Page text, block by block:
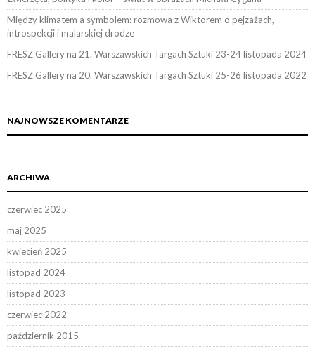
Między klimatem a symbolem: rozmowa z Wiktorem o pejzażach,
introspekcji i malarskiej drodze
FRESZ Gallery na 21. Warszawskich Targach Sztuki 23-24 listopada 2024
FRESZ Gallery na 20. Warszawskich Targach Sztuki 25-26 listopada 2022
NAJNOWSZE KOMENTARZE
ARCHIWA
czerwiec 2025
maj 2025
kwiecień 2025
listopad 2024
listopad 2023
czerwiec 2022
październik 2015